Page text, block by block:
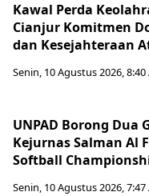
Kawal Perda
Cianjur Komitmen
dan Kesejahteraan
Senin, 10 Agustus 2026, 8:40
UNPAD Borong Dua
Kejurnas Salman Al
Softball
Senin, 10 Agustus 2026, 7:47